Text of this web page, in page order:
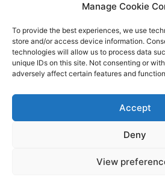
Manage Cookie
To provide the best experiences, we use
store and/or access device information.
technologies will allow us to process data
unique IDs on this site. Not consenting or
adversely affect certain features and
Accept
Deny
View